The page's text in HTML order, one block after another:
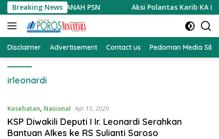
Langsung
ke
konten
Breaking News
TANAH PSN Aksi Polantas Karib KA Induk PJR
Disclaimer Advertisement Contact us Pedoman Media
irleonardi
Kesehatan, Nasional Apr 15, 2020
KSP Diwakili Deputi I Ir. Leonardi Serahkan
Bantuan Alkes ke RS Sulianti Saroso